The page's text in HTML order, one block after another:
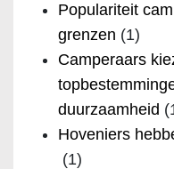
Populariteit
grenzen (1)
Camperaars
duurzaamheid
Hoveniers
(1)